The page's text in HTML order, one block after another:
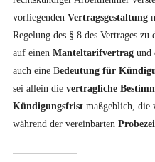
vorliegendenVertragsgestaltung
Regelung des § 8 des Vertrages zu
auf einenManteltarifvertrag und
auch eine Bedeutung für
sei allein dievertragliche
Kündigungsfrist maßgeblich,
während der vereinbarten